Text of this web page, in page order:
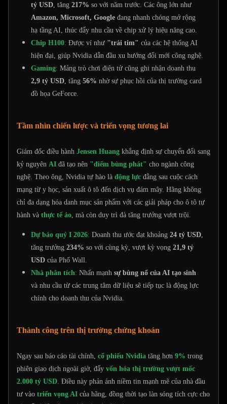
tỷ USD , tăng 217% so với năm trước. Các ông lớn như
Amazon, Microsoft, Google đang nhanh chóng mở rộng
hạ tầng AI, thúc đẩy nhu cầu về chip xử lý hiệu năng cao.
Chip H100: Được ví như "trái tim" của các hệ thống AI
hiện đại, giúp Nvidia dẫn đầu xu hướng đổi mới công nghệ.
Gaming: Mảng trò chơi điện tử cũng ghi nhận doanh thu
2,9 tỷ USD , tăng 56% nhờ sự phục hồi của thị trường card
đồ họa GeForce.
Tầm nhìn chiến lược và triển vọng tương lai
Giám đốc điều hành Jensen Huang khẳng định sự chuyển đổi sang
kỷ nguyên AI đã tạo nên "điểm bùng phát" cho ngành công
nghệ. Theo ông, Nvidia tự hào là động lực đằng sau cuộc cách
mạng từ y học, sản xuất ô tô đến dịch vụ đám mây. Hãng không
chỉ đa dạng hóa danh mục sản phẩm với các giải pháp cho ô tô tự
hành và thực tế ảo , mà còn duy trì đà tăng trưởng vượt trội.
Dự báo quý I 2026: Doanh thu ước đạt khoảng 24 tỷ USD
tăng trưởng 234% so với cùng kỳ, vượt kỳ vọng 21,9 tỷ
USD của Phố Wall.
Nhà phân tích: Nhấn mạnh sự bùng nổ của AI tạo sinh
và nhu cầu từ các trung tâm dữ liệu sẽ tiếp tục là động lực
chính cho doanh thu của Nvidia.
Thành công trên thị trường chứng khoán
Ngay sau báo cáo tài chính, cổ phiếu Nvidia tăng hơn 9% trong
phiên giao dịch ngoài giờ, đẩy vốn hóa thị trường vượt mốc
2.000 tỷ USD . Điều này phản ánh niềm tin mạnh mẽ của nhà đầu
tư vào triển vọng AI của hãng, đồng thời tạo làn sóng tích cực cho